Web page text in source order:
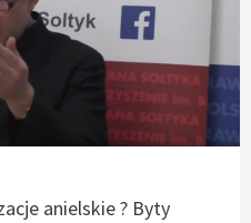
anielskie ? Byty